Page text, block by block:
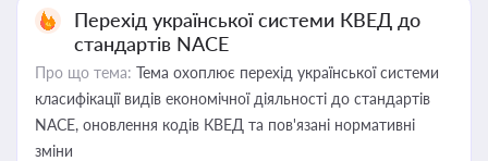
Перехід української системи КВЕД до
стандартів NACE
Про що тема: Тема охоплює перехід української системи
класифікації видів економічної діяльності до стандартів
NACE, оновлення кодів КВЕД та пов'язані нормативні
зміни